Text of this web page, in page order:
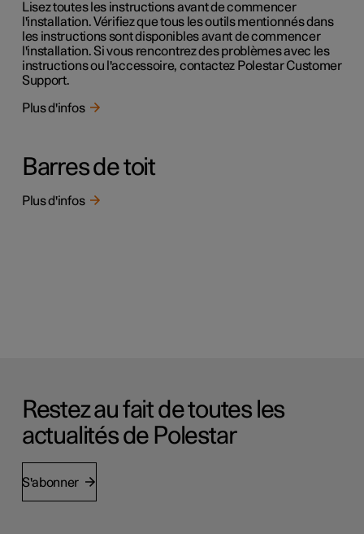
Lisez toutes les instructions avant de commencer
l'installation. Vérifiez que tous les outils mentionnés dans
les instructions sont disponibles avant de commencer
l'installation. Si vous rencontrez des problèmes avec les
instructions ou l'accessoire, contactez Polestar Customer
Support.
Plus d'infos
Barres de toit
Plus d'infos
Restez au fait de toutes les
actualités de Polestar
S'abonner